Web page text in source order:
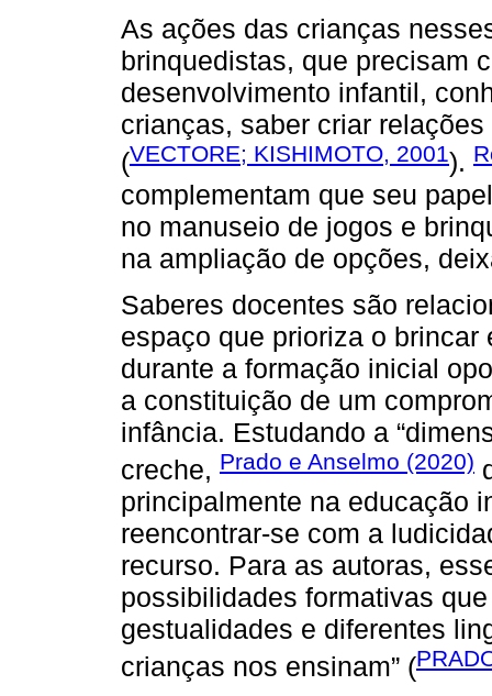
As ações das crianças
brinquedistas, que precisam
desenvolvimento infantil,
crianças, saber criar
(VECTORE; KISHIMOTO, 2001).
complementam que seu
no manuseio de jogos e
na ampliação de opções,
Saberes docentes são
espaço que prioriza o
durante a formação inicial
a constituição de um
infância. Estudando a
creche, Prado e Anselmo (2020)
principalmente na educação
reencontrar-se com a
recurso. Para as autoras,
possibilidades formativas
gestualidades e diferentes
crianças nos ensinam” (